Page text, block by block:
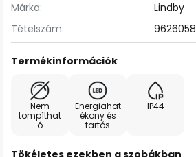
Márka:
Lindby
Tételszám:
9626058
Termékinformációk
Nem
tompíthat
ó
Energiahat
ékony és
tartós
IP44
Tökéletes ezekben a szobákban